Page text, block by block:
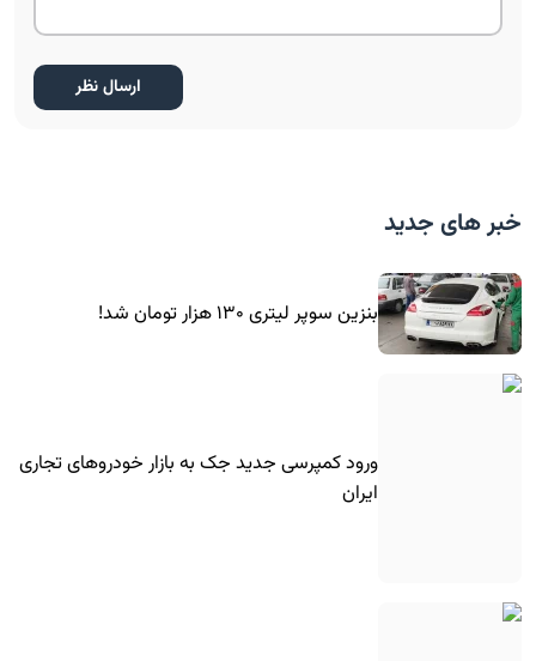
خبر های جدید
بنزین سوپر لیتری ۱۳۰ هزار تومان شد!
ورود کمپرسی جدید جک به بازار خودروهای تجاری
ایران